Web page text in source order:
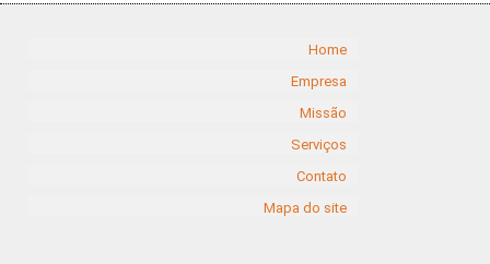
Home
Empresa
Missão
Serviços
Contato
Mapa do site